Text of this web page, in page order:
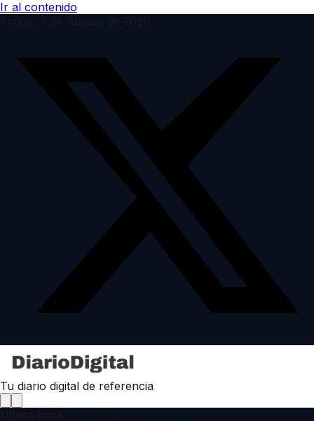
Ir al contenido
Tu diario digital de referencia